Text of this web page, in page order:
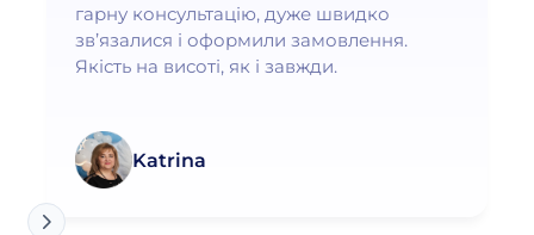
гарну консультацію, дуже швидко
зв’язалися і оформили замовлення.
Якість на висоті, як і завжди.
Katrina